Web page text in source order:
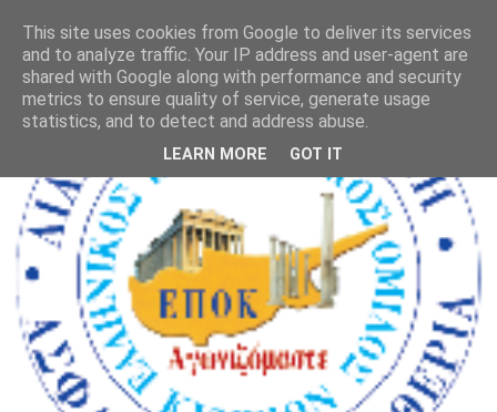
This site uses cookies from Google to deliver its services
and to analyze traffic. Your IP address and user-agent are
shared with Google along with performance and security
metrics to ensure quality of service, generate usage
statistics, and to detect and address abuse.
LEARN MORE GOT IT